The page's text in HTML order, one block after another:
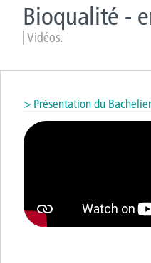
Bioqualité -
Vidéos.
> Présentation du